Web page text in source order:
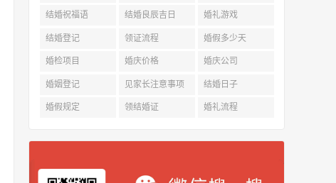
结婚祝福语 结婚良辰吉日 婚礼游戏
结婚登记 领证流程 婚假多少天
婚检项目 婚庆价格 婚庆公司
婚姻登记 见家长注意事项 结婚日子
婚假规定 领结婚证 婚礼流程